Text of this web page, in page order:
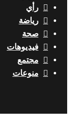
رأي
رياضة
صحة
فيديوهات
مجتمع
منوعات